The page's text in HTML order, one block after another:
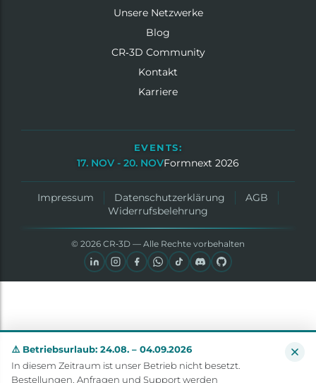
Unsere Netzwerke
Blog
CR‑3D Community
Kontakt
Karriere
EVENTS:
17. NOV - 20. NOVFormnext 2026
Impressum Datenschutzerklärung
AGB
Widerrufsbelehrung
© 2026 CR‑3D — Alle Rechte vorbehalten
⚠️ Betriebsurlaub: 24.08. – 04.09.2026
In diesem Zeitraum ist unser Betrieb nicht besetzt.
Bestellungen, Anfragen und Support werden